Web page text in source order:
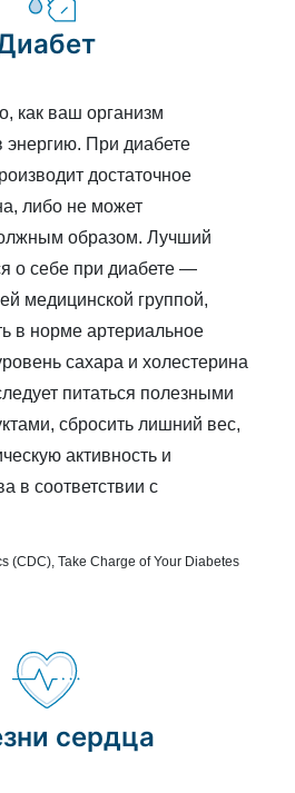
как ваш организм
энергию. При диабете
достаточное
либо не может
образом. Лучший
о себе при диабете —
медицинской группой,
в норме артериальное
сахара и холестерина
питаться полезными
сбросить лишний вес,
активность и
в соответствии с
(CDC),Take Charge of Your Diabetes
сердца